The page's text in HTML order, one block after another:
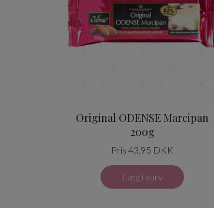
Original ODENSE Marcipan
200g
Pris 43,95 DKK
Læg i kurv